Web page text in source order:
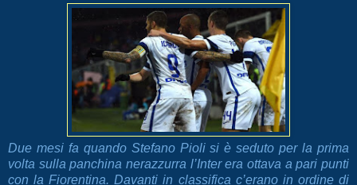
Due mesi fa quando Stefano Pioli si è seduto per la prima
volta sulla panchina nerazzurra l’Inter era ottava a pari punti
con la Fiorentina. Davanti in classifica c’erano in ordine di